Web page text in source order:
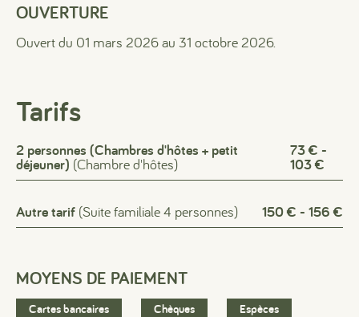
OUVERTURE
Ouvert du 01 mars 2026 au 31 octobre 2026.
Tarifs
2 personnes (Chambres d'hôtes + petit
déjeuner) (Chambre d'hôtes)
73 € -
103 €
Autre tarif (Suite familiale 4 personnes) 150 € - 156 €
MOYENS DE PAIEMENT
Cartes bancaires Chèques Espèces